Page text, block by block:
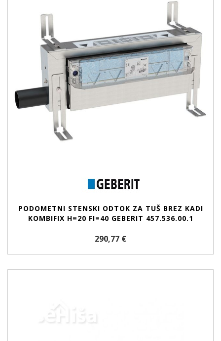
PODOMETNI STENSKI ODTOK ZA TUŠ BREZ KADI
KOMBIFIX H=20 FI=40 GEBERIT 457.536.00.1
290,77 €